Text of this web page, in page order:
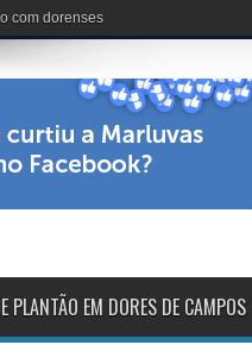
anos de vida
PLANTÃO EM DORES DE CAMPOS